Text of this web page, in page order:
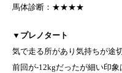
馬体診断：★★★★
▼ プレノタート
気で走る所があり気持ちが途
前回が-12kgだったが細い印象